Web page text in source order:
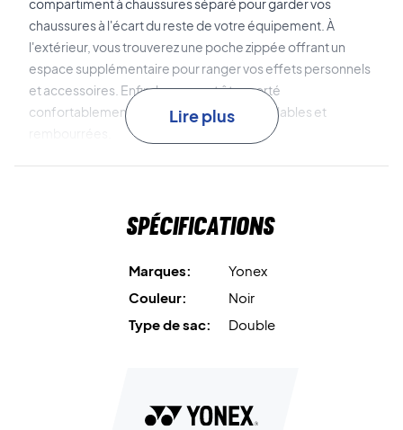
compartiment à chaussures séparé pour garder vos
chaussures à l'écart du reste de votre équipement. À
l'extérieur, vous trouverez une poche zippée offrant un
espace supplémentaire pour ranger vos effets personnels
et accessoires. Enfin, le sac peut être porté
confortablement grâce à ses bretelles réglables et
Dimensions : 75x26x32 cm.
Lire plus
Spécifications
Marques:
Yonex
Couleur:
Noir
Type de sac:
Double